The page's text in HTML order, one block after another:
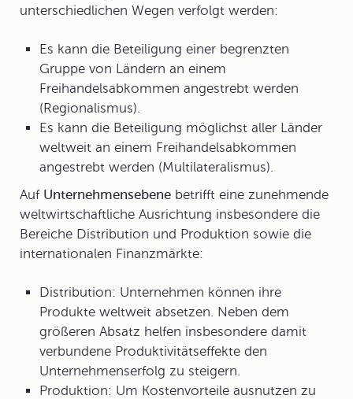
unterschiedlichen Wegen verfolgt werden:
Es kann die Beteiligung einer begrenzten
Gruppe von Ländern an einem
Freihandelsabkommen angestrebt werden
(Regionalismus).
Es kann die Beteiligung möglichst aller Länder
weltweit an einem Freihandelsabkommen
angestrebt werden (Multilateralismus).
Auf Unternehmensebene betrifft eine zunehmende
weltwirtschaftliche Ausrichtung insbesondere die
Bereiche Distribution und Produktion sowie die
internationalen Finanzmärkte:
Distribution: Unternehmen können ihre
Produkte weltweit absetzen. Neben dem
größeren Absatz helfen insbesondere damit
verbundene Produktivitätseffekte den
Unternehmenserfolg zu steigern.
Produktion: Um Kostenvorteile ausnutzen zu